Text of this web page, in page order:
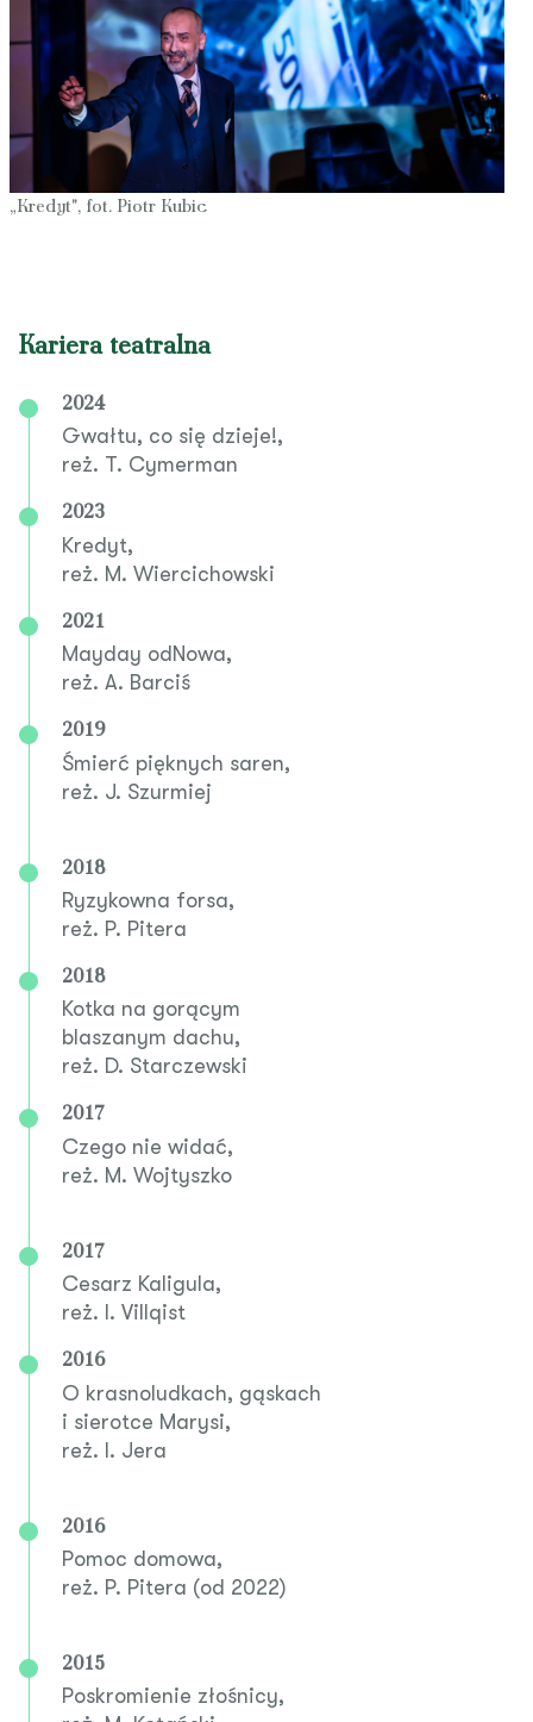
„Kredyt", fot. Piotr Kubic
Kariera teatralna
2024
Gwałtu, co się dzieje!,
reż. T. Cymerman
2023
Kredyt,
reż. M. Wiercichowski
2021
Mayday odNowa,
reż. A. Barciś
2019
Śmierć pięknych saren,
reż. J. Szurmiej
2018
Ryzykowna forsa,
reż. P. Pitera
2018
Kotka na gorącym
blaszanym dachu,
reż. D. Starczewski
2017
Czego nie widać,
reż. M. Wojtyszko
2017
Cesarz Kaligula,
reż. I. Villqist
2016
O krasnoludkach, gąskach
i sierotce Marysi,
reż. I. Jera
2016
Pomoc domowa,
reż. P. Pitera (od 2022)
2015
Poskromienie złośnicy,